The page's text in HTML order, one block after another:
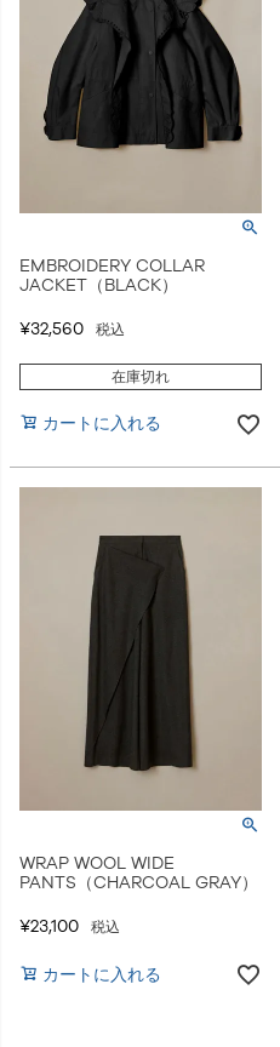
EMBROIDERY COLLAR
JACKET（BLACK）
¥32,560 税込
在庫切れ
カートに入れる
WRAP WOOL WIDE
PANTS（CHARCOAL GRAY）
¥23,100 税込
カートに入れる